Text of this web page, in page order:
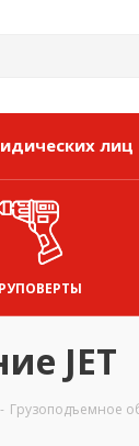
лиц
JET
- Грузоподъемное